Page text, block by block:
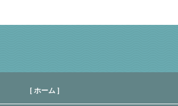
[ ホーム ]